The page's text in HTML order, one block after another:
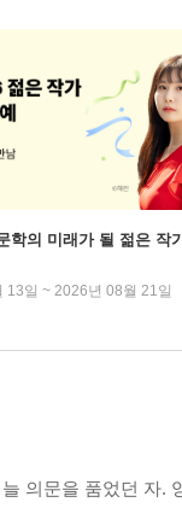
학의 미래가 될 젊은 작
13일 ~ 2026년 08월 21일
의문을 품었던 자.